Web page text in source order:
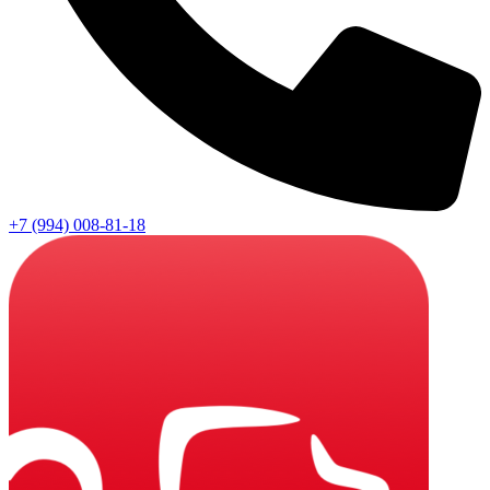
+7 (994) 008-81-18